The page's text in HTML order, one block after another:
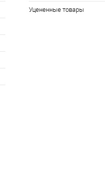
Уцененные товары